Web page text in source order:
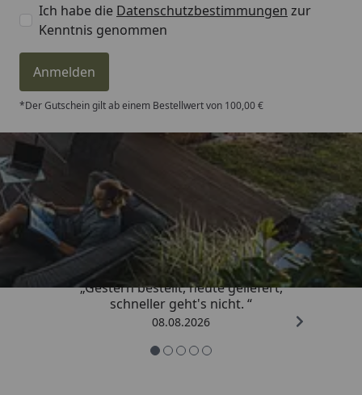
Ich habe die Datenschutzbestimmungen zur
Kenntnis genommen
Anmelden
*Der Gutschein gilt ab einem Bestellwert von 100,00 €
Trusted Shops
4,81/ 5
„Gestern bestellt, heute geliefert,
schneller geht's nicht. “
08.08.2026